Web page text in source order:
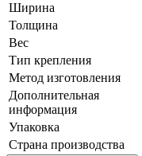
Ширина
Толщина
Вес
Тип крепления
Метод изготовления
Дополнительная
информация
Упаковка
Страна производства